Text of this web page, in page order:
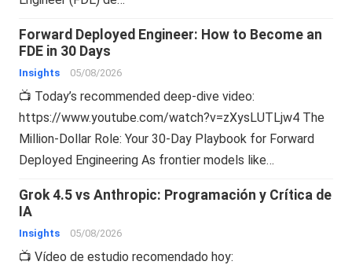
Forward Deployed Engineer: How to Become an
FDE in 30 Days
Insights 05/08/2026
📺 Today’s recommended deep-dive video:
https://www.youtube.com/watch?v=zXysLUTLjw4 The
Million-Dollar Role: Your 30-Day Playbook for Forward
Deployed Engineering As frontier models like…
Grok 4.5 vs Anthropic: Programación y Crítica de
IA
Insights 05/08/2026
📺 Vídeo de estudio recomendado hoy: